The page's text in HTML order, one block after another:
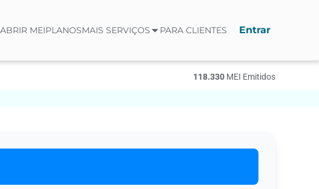
ABRIR MEIPLANOSMAIS SERVIÇOS PARA CLIENTES Entrar
118.330 МЕI Emitidos